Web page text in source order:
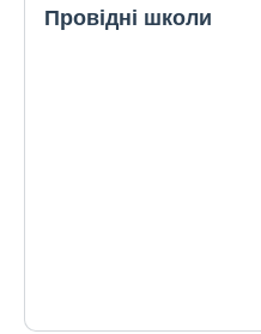
Провідні школи